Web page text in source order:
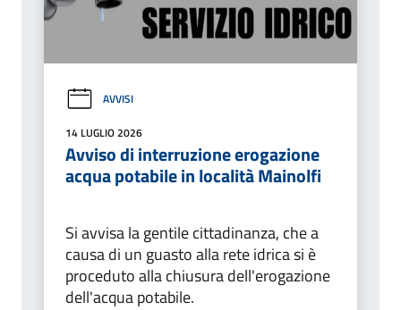
AVVISI
14 LUGLIO 2026
Avviso di interruzione erogazione
acqua potabile in località Mainolfi
Si avvisa la gentile cittadinanza, che a
causa di un guasto alla rete idrica si è
proceduto alla chiusura dell'erogazione
dell'acqua potabile.